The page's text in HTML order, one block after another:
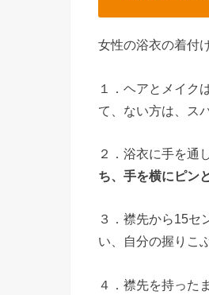
女性の浴衣の着付
１．ヘアとメイク
て、ない方は、ス
２．浴衣に手を通
ち、手を横にピン
３．襟先から15セ
い、自分の握りこ
４．襟先を持った